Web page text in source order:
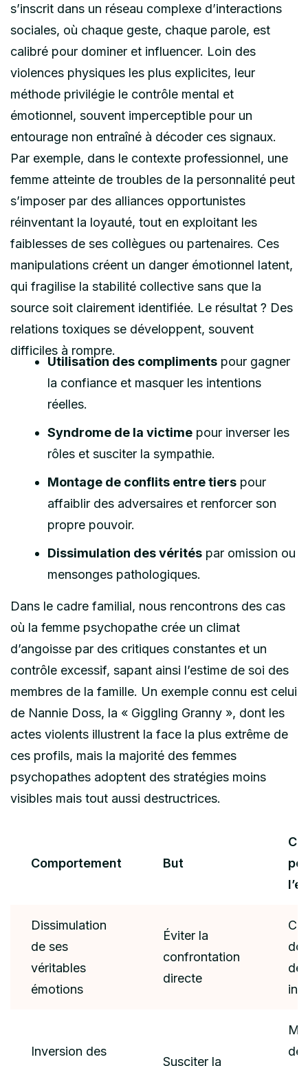
s’inscrit dans un réseau complexe d’interactions
sociales, où chaque geste, chaque parole, est
calibré pour dominer et influencer. Loin des
violences physiques les plus explicites, leur
méthode privilégie le contrôle mental et
émotionnel, souvent imperceptible pour un
entourage non entraîné à décoder ces signaux.
Par exemple, dans le contexte professionnel, une
femme atteinte de troubles de la personnalité peut
s’imposer par des alliances opportunistes
réinventant la loyauté, tout en exploitant les
faiblesses de ses collègues ou partenaires. Ces
manipulations créent un danger émotionnel latent,
qui fragilise la stabilité collective sans que la
source soit clairement identifiée. Le résultat ? Des
relations toxiques se développent, souvent
difficiles à rompre.
Utilisation des compliments pour gagner
la confiance et masquer les intentions
réelles.
Syndrome de la victime pour inverser les
rôles et susciter la sympathie.
Montage de conflits entre tiers pour
affaiblir des adversaires et renforcer son
propre pouvoir.
Dissimulation des vérités par omission ou
mensonges pathologiques.
Dans le cadre familial, nous rencontrons des cas
où la femme psychopathe crée un climat
d’angoisse par des critiques constantes et un
contrôle excessif, sapant ainsi l’estime de soi des
membres de la famille. Un exemple connu est celui
de Nannie Doss, la « Giggling Granny », dont les
actes violents illustrent la face la plus extrême de
ces profils, mais la majorité des femmes
psychopathes adoptent des stratégies moins
visibles mais tout aussi destructrices.
Comportement But
Dissimulation
de ses
véritables
émotions
Éviter la
confrontation
directe
de
Inversion des
Susciter la
des